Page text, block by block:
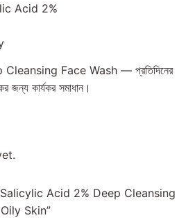
Acid 2%
Face Wash — প্রতিদিনের
জন্য কার্যকর সমাধান।
Acid 2% Deep Cleansing
Skin”